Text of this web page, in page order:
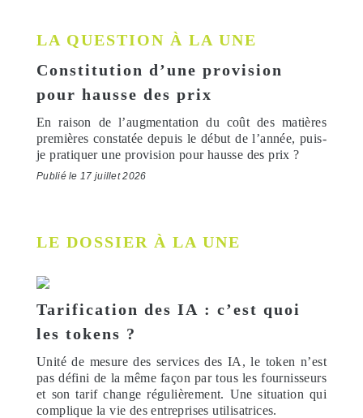
LA QUESTION À LA UNE
Constitution d’une provision
pour hausse des prix
En raison de l’augmentation du coût des matières
premières constatée depuis le début de l’année, puis-
je pratiquer une provision pour hausse des prix ?
Publié le 17 juillet 2026
LE DOSSIER À LA UNE
Tarification des IA : c’est quoi
les tokens ?
Unité de mesure des services des IA, le token n’est
pas défini de la même façon par tous les fournisseurs
et son tarif change régulièrement. Une situation qui
complique la vie des entreprises utilisatrices.